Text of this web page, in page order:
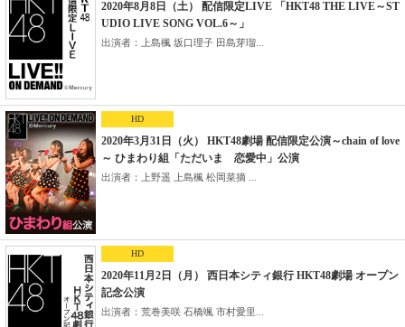
2020年8月8日（土） 配信限定LIVE 「HKT48 THE LIVE～ST
UDIO LIVE SONG VOL.6～」
出演者：上島楓 坂口理子 田島芽瑠...
HD
2020年3月31日（火） HKT48劇場 配信限定公演～chain of love
～ ひまわり組「ただいま 恋愛中」公演
出演者：上野遥 上島楓 松岡菜摘 ...
HD
2020年11月2日（月） 西日本シティ銀行 HKT48劇場 オープン
記念公演
出演者：荒巻美咲 石橋颯 市村愛里...